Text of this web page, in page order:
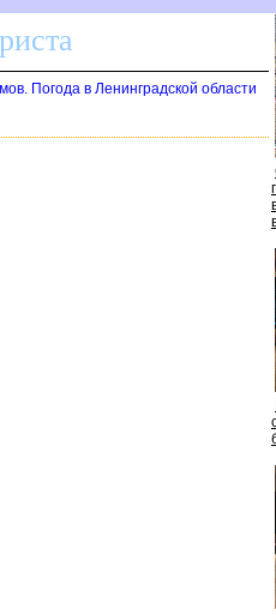
Погода в Ленинградской области